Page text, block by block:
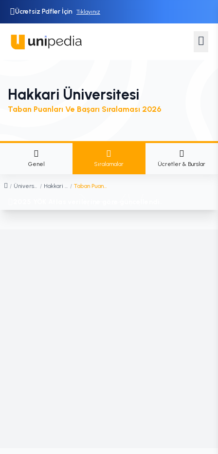
Ücretsiz Pdfler İçin Tıklayınız
Hakkari Üniversitesi
Taban Puanları Ve Başarı Sıralaması 2026
Genel Sıralamalar Ücretler & Burslar
/ Üniversiteler / Hakkari Üniversitesi / Taban Puanları ve Başarı Sıralaması